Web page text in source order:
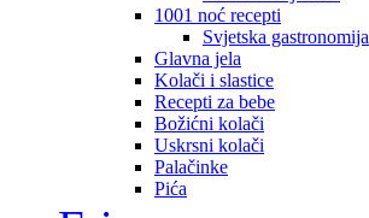
1001 noć recepti
Svjetska gastronomija
Glavna jela
Kolači i slastice
Recepti za bebe
Božićni kolači
Uskrsni kolači
Palačinke
Pića